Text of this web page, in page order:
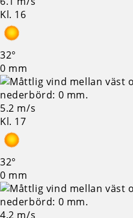
Kl. 16
32°
0 mm
5.2 m/s
Kl. 17
32°
0 mm
4.2 m/s